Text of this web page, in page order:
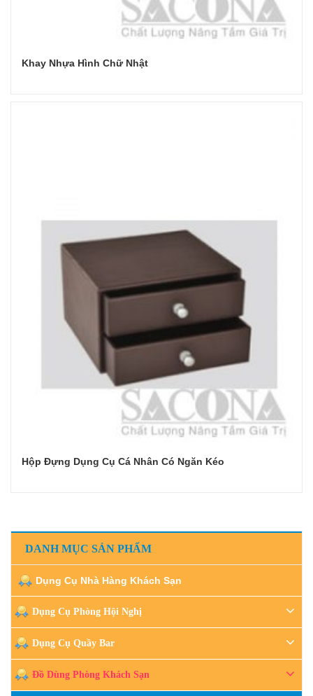
Khay Nhựa Hình Chữ Nhật
Hộp Đựng Dụng Cụ Cá Nhân Có Ngăn Kéo
DANH MỤC SẢN PHẨM
Dụng Cụ Nhà Hàng Khách Sạn
Dụng Cụ Phòng Hội Nghị
Dụng Cụ Quầy Bar
Đồ Dùng Phòng Khách Sạn